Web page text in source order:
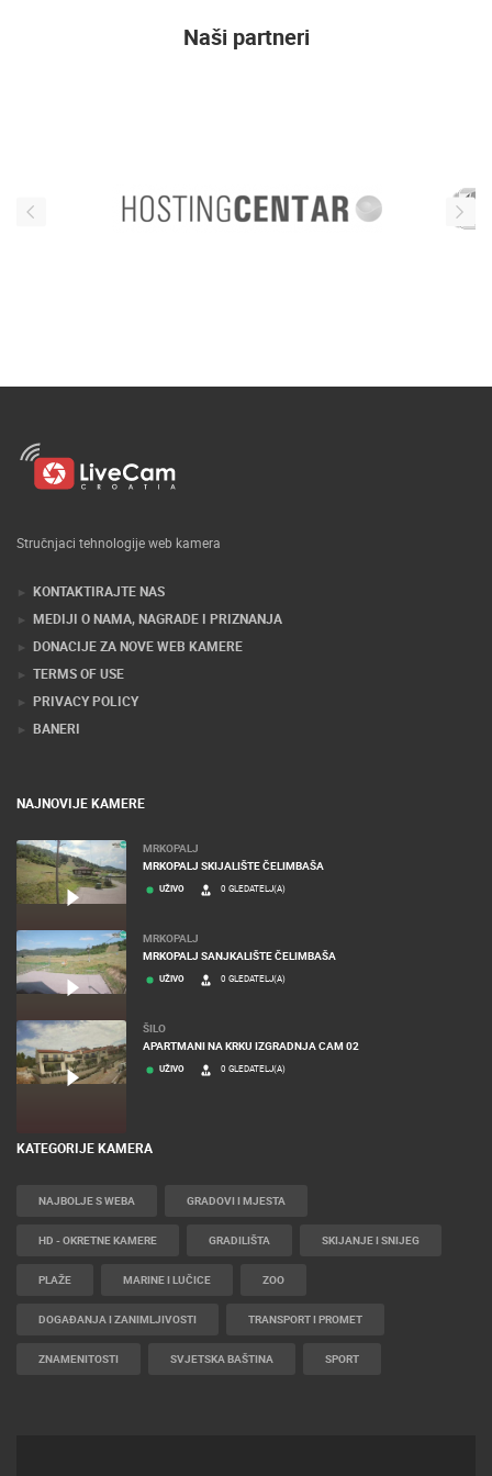
Naši partneri
Stručnjaci tehnologije web kamera
KONTAKTIRAJTE NAS
MEDIJI O NAMA, NAGRADE I PRIZNANJA
DONACIJE ZA NOVE WEB KAMERE
TERMS OF USE
PRIVACY POLICY
BANERI
NAJNOVIJE KAMERE
MRKOPALJ
MRKOPALJ SKIJALIŠTE ČELIMBAŠA
UŽIVO 0 GLEDATELJ(A)
MRKOPALJ
MRKOPALJ SANJKALIŠTE ČELIMBAŠA
UŽIVO 0 GLEDATELJ(A)
ŠILO
APARTMANI NA KRKU IZGRADNJA CAM 02
UŽIVO 0 GLEDATELJ(A)
KATEGORIJE KAMERA
NAJBOLJE S WEBA GRADOVI I MJESTA
HD - OKRETNE KAMERE GRADILIŠTA SKIJANJE I SNIJEG
PLAŽE MARINE I LUČICE ZOO
DOGAĐANJA I ZANIMLJIVOSTI TRANSPORT I PROMET
ZNAMENITOSTI SVJETSKA BAŠTINA SPORT